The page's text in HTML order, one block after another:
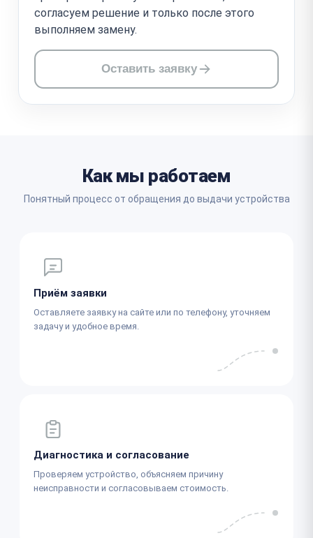
согласуем решение и только после этого
выполняем замену.
Оставить заявку
Как мы работаем
Понятный процесс от обращения до выдачи устройства
Приём заявки
Оставляете заявку на сайте или по телефону, уточняем
задачу и удобное время.
Диагностика и согласование
Проверяем устройство, объясняем причину
неисправности и согласовываем стоимость.